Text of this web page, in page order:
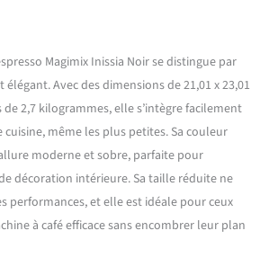
Magimix Inissia Noir se distingue par
Avec des dimensions de 21,01 x 23,01
2,7 kilogrammes, elle s’intègre facilement
même les plus petites. Sa couleur
moderne et sobre, parfaite pour
décoration intérieure. Sa taille réduite ne
performances, et elle est idéale pour ceux
à café efficace sans encombrer leur plan